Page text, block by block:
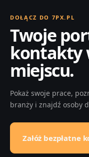
DOŁĄCZ DO 7PX.PL
Twoje
kontakty
miejscu.
Pokaż swoje prace,
branży i znajdź osoby
Załóż bezpłatne